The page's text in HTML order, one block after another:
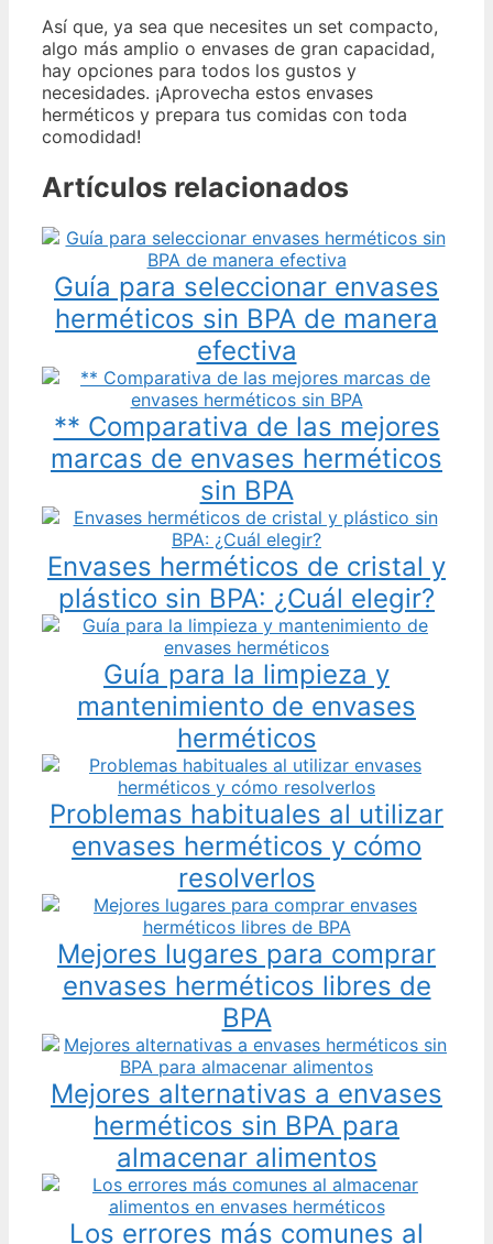
Así que, ya sea que necesites un set compacto,
algo más amplio o envases de gran capacidad,
hay opciones para todos los gustos y
necesidades. ¡Aprovecha estos envases
herméticos y prepara tus comidas con toda
comodidad!
Artículos relacionados
Guía para seleccionar envases
herméticos sin BPA de manera
efectiva
** Comparativa de las mejores
marcas de envases herméticos
sin BPA
Envases herméticos de cristal y
plástico sin BPA: ¿Cuál elegir?
Guía para la limpieza y
mantenimiento de envases
herméticos
Problemas habituales al utilizar
envases herméticos y cómo
resolverlos
Mejores lugares para comprar
envases herméticos libres de
BPA
Mejores alternativas a envases
herméticos sin BPA para
almacenar alimentos
Los errores más comunes al